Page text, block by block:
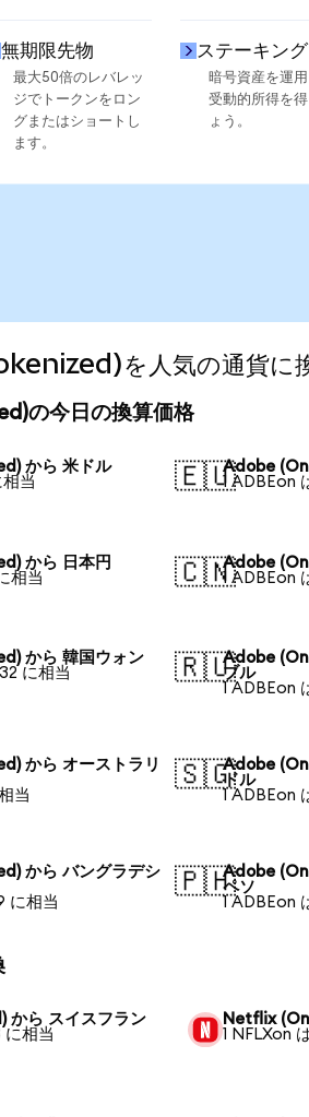
無期限先物
最大50倍のレバレッ
ジでトークンをロン
グまたはショートし
ます。
ステーキング
暗号資産を運
受動的所得を得
ょう。
を人気の通貨に
の今日の換算価格
から 米ドル
当
🇪🇺Adobe
1 ADBEon
から 日本円
相当
🇨🇳Adobe
1 ADBEon
から 韓国ウォン
に相当
🇷🇺Adobe
ブル
1 ADBEon
から オーストラリ
当
🇸🇬Adobe
ドル
1 ADBEon
から バングラデシ
に相当
🇵🇭Adobe
ペソ
1 ADBEon
から スイスフラン
に相当
Netflix
1 NFLXon